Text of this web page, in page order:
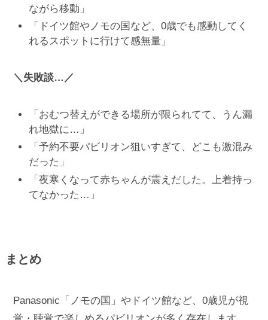
ながら移動」
「ドイツ館やノモの国など、0歳でも感動してく
れるスポットに行けて感無量」
＼失敗談…／
「おむつ替えができる場所が限られてて、うん漏
れ地獄に…」
「予約不要パビリオン狙いすぎて、どこも激混み
だった」
「夜寒くなって赤ちゃんが震えだした。上着持っ
てなかった…」
まとめ
Panasonic「ノモの国」やドイツ館など、0歳児が視